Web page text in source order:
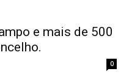
e mais de 500
0